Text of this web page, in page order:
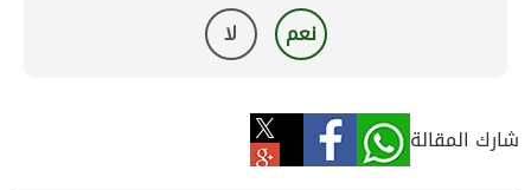
نعم لا
شارك المقالة